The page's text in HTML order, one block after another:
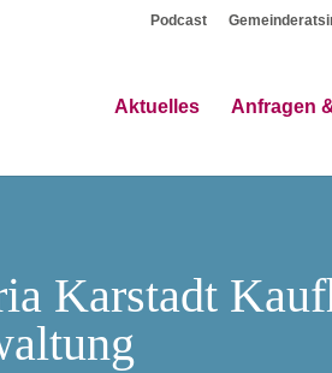
Podcast
Aktuelles Anfragen
Karstadt